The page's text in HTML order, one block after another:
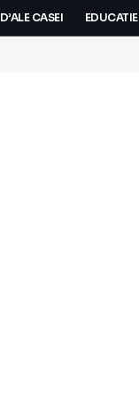
D’ALE CASEI EDUCATIE